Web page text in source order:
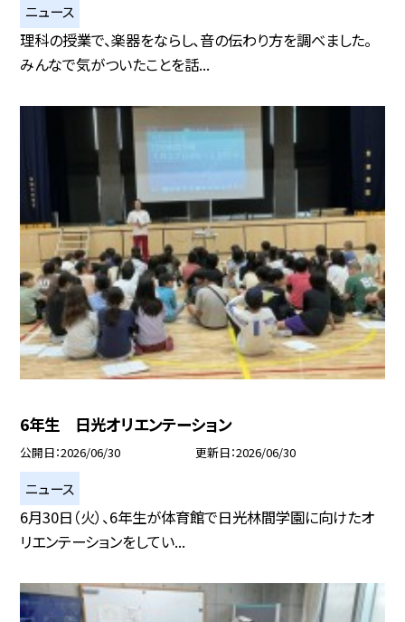
ニュース
理科の授業で、楽器をならし、音の伝わり方を調べました。
みんなで気がついたことを話...
6年生 日光オリエンテーション
公開日 2026/06/30 更新日 2026/06/30
ニュース
6月30日（火）、6年生が体育館で日光林間学園に向けたオ
リエンテーションをしてい...